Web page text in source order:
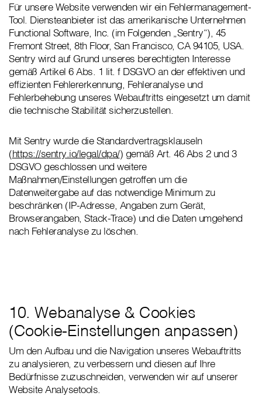
Für unsere Website verwenden wir ein Fehlermanagement-
Tool. Diensteanbieter ist das amerikanische Unternehmen
Functional Software, Inc. (im Folgenden „Sentry“), 45
Fremont Street, 8th Floor, San Francisco, CA 94105, USA.
Sentry wird auf Grund unseres berechtigten Interesse
gemäß Artikel 6 Abs. 1 lit. f DSGVO an der effektiven und
effizienten Fehlererkennung, Fehleranalyse und
Fehlerbehebung unseres Webauftritts eingesetzt um damit
die technische Stabilität sicherzustellen.
Mit Sentry wurde die Standardvertragsklauseln
(https://sentry.io/legal/dpa/) gemäß Art. 46 Abs 2 und 3
DSGVO geschlossen und weitere
Maßnahmen/Einstellungen getroffen um die
Datenweitergabe auf das notwendige Minimum zu
beschränken (IP-Adresse, Angaben zum Gerät,
Browserangaben, Stack-Trace) und die Daten umgehend
nach Fehleranalyse zu löschen.
10. Webanalyse & Cookies
(Cookie-Einstellungen anpassen)
Um den Aufbau und die Navigation unseres Webauftritts
zu analysieren, zu verbessern und diesen auf Ihre
Bedürfnisse zuzuschneiden, verwenden wir auf unserer
Website Analysetools.